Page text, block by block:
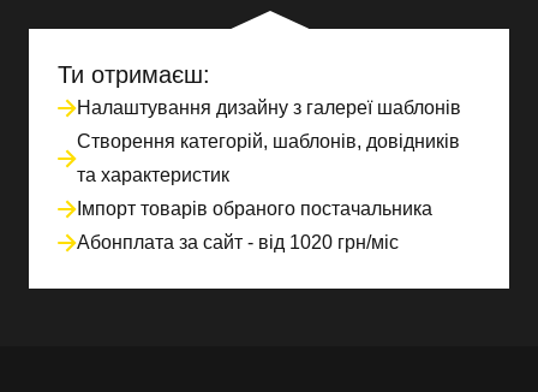
Ти отримаєш:
Налаштування дизайну з галереї шаблонів
Створення категорій, шаблонів, довідників
та характеристик
Імпорт товарів обраного постачальника
Абонплата за сайт - від 1020 грн/міс